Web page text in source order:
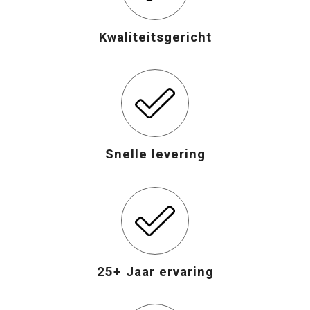
Kwaliteitsgericht
Snelle levering
25+ Jaar ervaring